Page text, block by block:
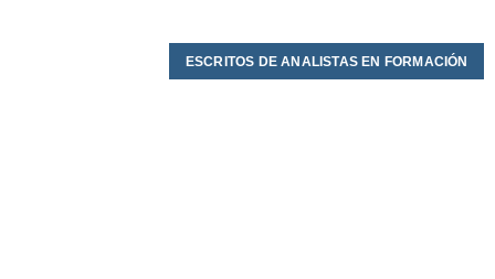
ESCRITOS DE ANALISTAS EN FORMACIÓN